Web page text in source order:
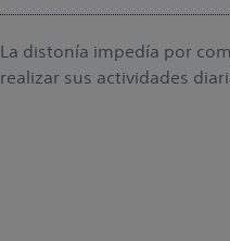
La distonía impedía por
realizar sus actividades